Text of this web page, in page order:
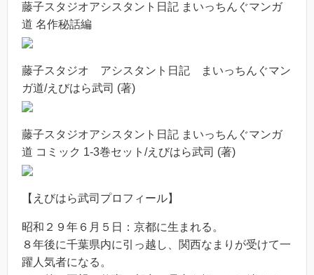
藤子スタジオアシスタント日記 まいっちんぐマンガ
道 名作秘話編
藤子スタジオ アシスタント日記 まいっちんぐマン
ガ道/えびはら武司 (著)
藤子スタジオアシスタント日記 まいっちんぐマンガ
道 コミック 1-3巻セット/えびはら武司 (著)
【えびはら武司プロフィール】
昭和２９年６月５日：京都に生まれる。
８年後に千葉県内に引っ越し、関西なまりが受けて一
躍人気者になる。